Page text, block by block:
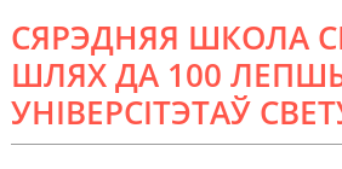
СЯРЭДНЯЯ ШКОЛА
ШЛЯХ ДА 100
УНІВЕРСІТЭТАЎ